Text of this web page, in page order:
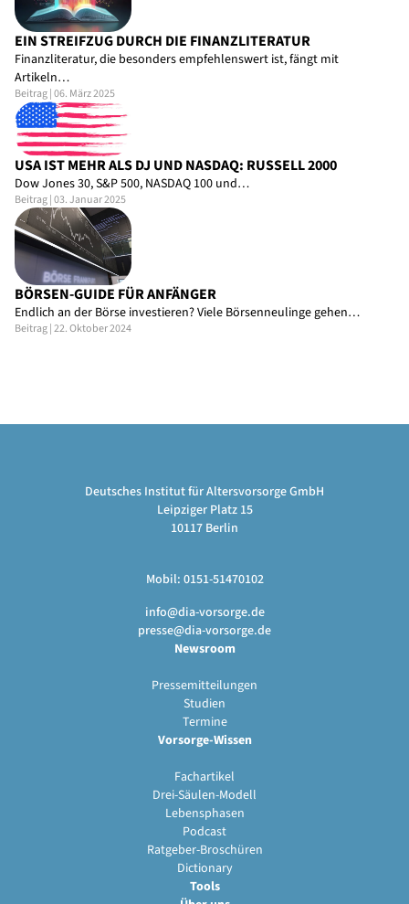
EIN STREIFZUG DURCH DIE FINANZLITERATUR
Finanzliteratur, die besonders empfehlenswert ist, fängt mit
Artikeln…
Beitrag | 06. März 2025
USA IST MEHR ALS DJ UND NASDAQ: RUSSELL 2000
Dow Jones 30, S&P 500, NASDAQ 100 und…
Beitrag | 03. Januar 2025
BÖRSEN-GUIDE FÜR ANFÄNGER
Endlich an der Börse investieren? Viele Börsenneulinge gehen…
Beitrag | 22. Oktober 2024
Deutsches Institut für Altersvorsorge GmbH
Leipziger Platz 15
10117 Berlin
Mobil: 0151-51470102
info@dia-vorsorge.de
presse@dia-vorsorge.de
Newsroom
Pressemitteilungen
Studien
Termine
Vorsorge-Wissen
Fachartikel
Drei-Säulen-Modell
Lebensphasen
Podcast
Ratgeber-Broschüren
Dictionary
Tools